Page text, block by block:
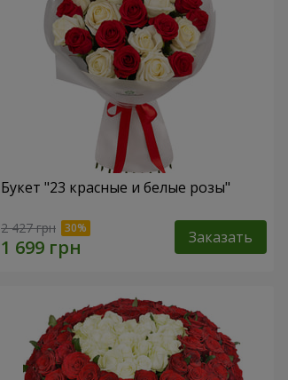
Букет "23 красные и белые розы"
2 427 грн Заказать